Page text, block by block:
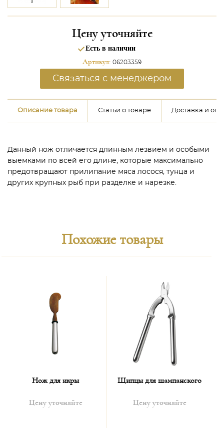
Цену уточняйте
Есть в наличии
Артикул: 06203359
Связаться с менеджером
Описание товара Статьи о товаре Доставка и
Данный нож отличается длинным лезвием и особыми
выемками по всей его длине, которые максимально
предотвращают прилипание мяса лосося, тунца и
других крупных рыб при разделке и нарезке.
Похожие товары
Нож для икры
Цену уточняйте
Щипцы для шампанского
Цену уточняйте